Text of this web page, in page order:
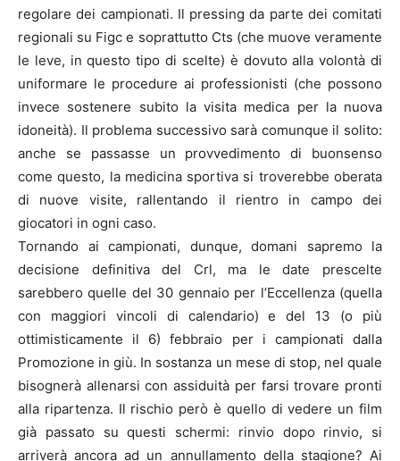
regolare dei campionati. Il pressing da parte dei comitati
regionali su Figc e soprattutto Cts (che muove veramente
le leve, in questo tipo di scelte) è dovuto alla volontà di
uniformare le procedure ai professionisti (che possono
invece sostenere subito la visita medica per la nuova
idoneità). Il problema successivo sarà comunque il solito:
anche se passasse un provvedimento di buonsenso
come questo, la medicina sportiva si troverebbe oberata
di nuove visite, rallentando il rientro in campo dei
giocatori in ogni caso.
Tornando ai campionati, dunque, domani sapremo la
decisione definitiva del Crl, ma le date prescelte
sarebbero quelle del 30 gennaio per l’Eccellenza (quella
con maggiori vincoli di calendario) e del 13 (o più
ottimisticamente il 6) febbraio per i campionati dalla
Promozione in giù. In sostanza un mese di stop, nel quale
bisognerà allenarsi con assiduità per farsi trovare pronti
alla ripartenza. Il rischio però è quello di vedere un film
già passato su questi schermi: rinvio dopo rinvio, si
arriverà ancora ad un annullamento della stagione? Ai